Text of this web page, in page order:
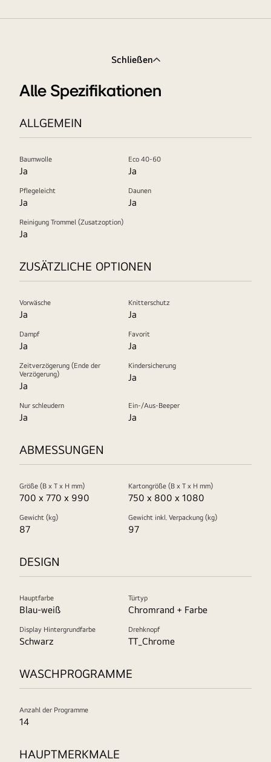
Schließen
Alle Spezifikationen
ALLGEMEIN
Baumwolle
Ja
Eco 40-60
Ja
Pflegeleicht
Ja
Daunen
Ja
Reinigung Trommel (Zusatzoption)
Ja
ZUSÄTZLICHE OPTIONEN
Vorwäsche
Ja
Knitterschutz
Ja
Dampf
Ja
Favorit
Ja
Zeitverzögerung (Ende der
Verzögerung)
Ja
Kindersicherung
Ja
Nur schleudern
Ja
Ein-/Aus-Beeper
Ja
ABMESSUNGEN
Größe (B x T x H mm)
700 x 770 x 990
Kartongröße (B x T x H mm)
750 x 800 x 1080
Gewicht (kg)
87
Gewicht inkl. Verpackung (kg)
97
DESIGN
Hauptfarbe
Blau-weiß
Türtyp
Chromrand + Farbe
Display Hintergrundfarbe
Schwarz
Drehknopf
TT_Chrome
WASCHPROGRAMME
Anzahl der Programme
14
HAUPTMERKMALE